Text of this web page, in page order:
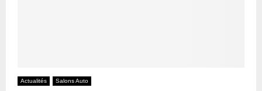
Actualités Salons Auto